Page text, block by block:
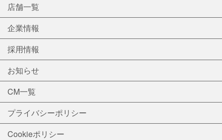
店舗一覧
企業情報
採用情報
お知らせ
CM一覧
プライバシーポリシー
Cookieポリシー